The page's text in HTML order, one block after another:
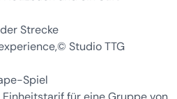
Strecke
Studio TTG
Spiel